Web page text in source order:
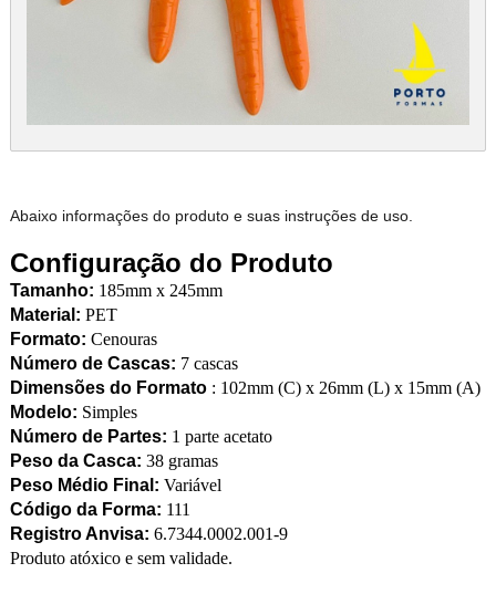
Abaixo informações do produto e suas instruções de uso.
Configuração do Produto
Tamanho: 185mm x 245mm
Material: PET
Formato: Cenouras
Número de Cascas: 7 cascas
Dimensões do Formato : 102mm (C) x 26mm (L) x 15mm (A)
Modelo: Simples
Número de Partes: 1 parte acetato
Peso da Casca: 38 gramas
Peso Médio Final: Variável
Código da Forma: 111
Registro Anvisa: 6.7344.0002.001-9
Produto atóxico e sem validade.